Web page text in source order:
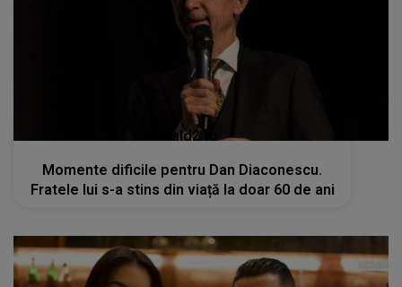
kanald2.ro
Momente dificile pentru Dan Diaconescu.
Fratele lui s-a stins din viață la doar 60 de ani